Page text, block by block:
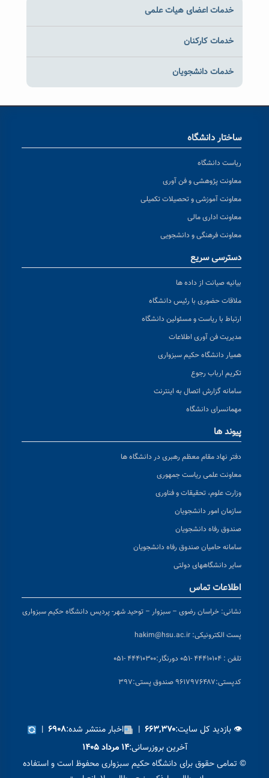
خدمات اعضای هیات علمی
خدمات کارکنان
خدمات دانشجویان
ساختار دانشگاه
ریاست دانشگاه
معاونت پژوهشی و فن آوری
معاونت آموزشی و تحصیلات تکمیلی
معاونت اداری مالی
معاونت فرهنگی و دانشجویی
دسترسی سریع
بیانیه صیانت از داده ها
ملاقات حضوری با رئیس دانشگاه
ارتباط با ریاست و مسئولین دانشگاه
مدیریت فن آوری اطلاعات
همیار دانشگاه حکیم سبزواری
تکریم ارباب رجوع
سامانه گزارش اتصال به اینترنت
مهمانسرای دانشگاه
پیوند ها
دفتر نهاد مقام معظم رهبری در دانشگاه ها
معاونت علمی ریاست جمهوری
وزارت علوم، تحقیقات و فناوری
سازمان امور دانشجویان
صندوق رفاه دانشجویان
سامانه حامیان صندوق رفاه دانشجویان
سایر دانشگاههای دولتی
اطلاعات تماس
نشانی: خراسان رضوی – سبزوار – توحید شهر- پردیس دانشگاه حکیم سبزواری
پست الکترونیکی: hakim@hsu.ac.ir
تلفن : ۴۴۴۱۰۱۰۴ -۰۵۱ دورنگار:۴۴۴۱۰۳۰۰ -۰۵۱
کدپستی:۹۶۱۷۹۷۶۴۸۷ صندوق پستی:۳۹۷
👁 بازدید کل سایت:۶۶۳,۳۷۰ | اخبار منتشر شده:۶۹۰۸ |
آخرین بروزرسانی:۱۴ مرداد ۱۴۰۵
© تمامی حقوق برای دانشگاه حکیم سبزواری محفوظ است و استفاده